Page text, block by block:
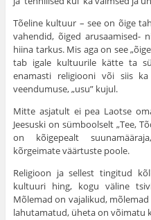
Tõeline kultuur – see on õige
vahendid, õiged arusaamised-
hiina tarkus. Mis aga on see
tab igale kultuurile kätte ta
enamasti religiooni või siis ka
veendumuse, „usu” kujul.
Mitte asjatult ei pea Laotse
Jeesuski on sümboolselt „Tee,
on kõigepealt
kõrgeimate väärtuste poole.
Religioon ja sellest tingitud
kultuuri hing, kogu väline
Mõlemad on vajalikud,
lahutamatud, üheta on võimatu